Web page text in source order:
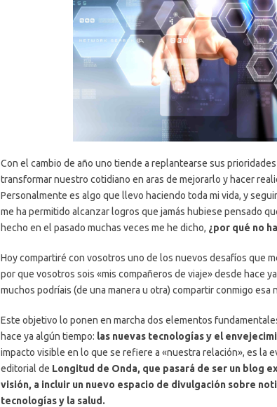
Con el cambio de año uno tiende a replantearse sus
transformar nuestro cotidiano en aras de mejorarlo y hacer
Personalmente es algo que llevo haciendo toda mi vida, y
me ha permitido alcanzar logros que jamás hubiese pensado
hecho en el pasado muchas veces me he dicho, ¿por qué no
Hoy compartiré con vosotros uno de los nuevos desafíos que
por que vosotros sois «mis compañeros de viaje» desde hace
muchos podríais (de una manera u otra) compartir conmigo esa
Este objetivo lo ponen en marcha dos elementos
hace ya algún tiempo: las nuevas tecnologías y el
impacto visible en lo que se refiere a «nuestra relación», es la
editorial de Longitud de Onda, que pasará de ser un blog
visión, a incluir un nuevo espacio de divulgación sobre
tecnologías y la salud.